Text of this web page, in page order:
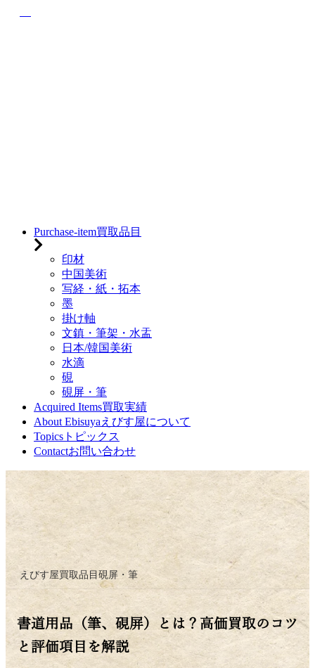
Purchase-item買取品目
印材
中国美術
写経・紙・拓本
墨
掛け軸
文鎮・筆架・水盂
日本/韓国美術
水滴
硯
硯屏・筆
Acquired Items買取実績
About Ebisuya えびす屋について
Topics トピックス
Contactお問い合わせ
えびす屋買取品目 硯屏・筆
書道用品（筆、硯屏）とは？高価買取のコツ
と評価項目を解説